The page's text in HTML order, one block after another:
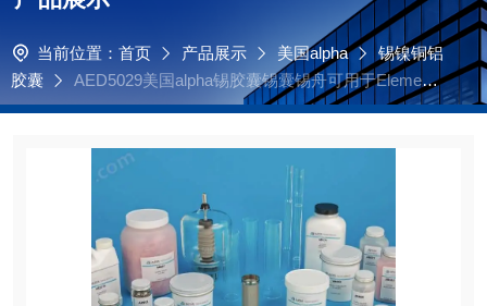
当前位置： 首页 产品展示 美国alpha
锡镍铜铝
胶囊
AED5029美国alpha锡胶囊锡囊锡舟可用于Elementa
r